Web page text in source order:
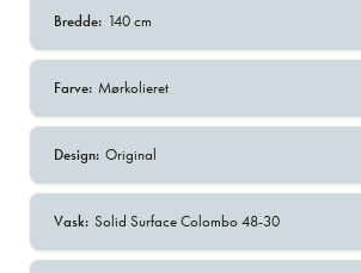
Bredde: 140 cm
Farve: Mørkolieret
Design: Original
Vask: Solid Surface Colombo 48-30